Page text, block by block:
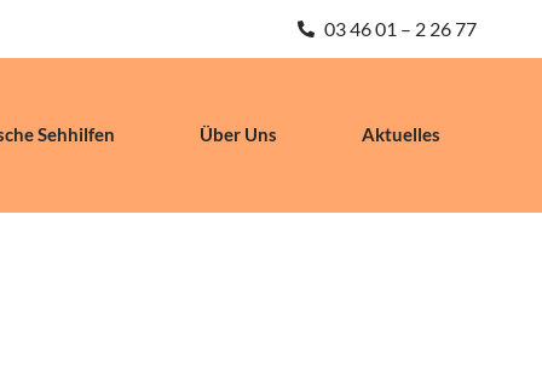
03 46 01 – 2 26 77
Sehhilfen Über Uns Aktuelles